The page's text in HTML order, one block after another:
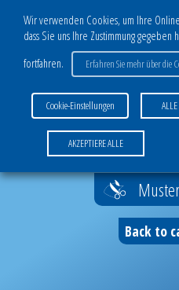
GESCHÄFTSBEREICH
Vakuum- Regulierung
KATALOG
Mehrschichtsystemes
Vakuuminfusion
Fließhilfen
Zubehör Vakuuminfusion
Back to
Wir verwenden Cookies, um Ihre
dass Sie uns Ihre Zustimmung
fortfahren.
Erfahren Sie mehr über die
Cookie-Einstellungen
AKZEPTIERE ALLE